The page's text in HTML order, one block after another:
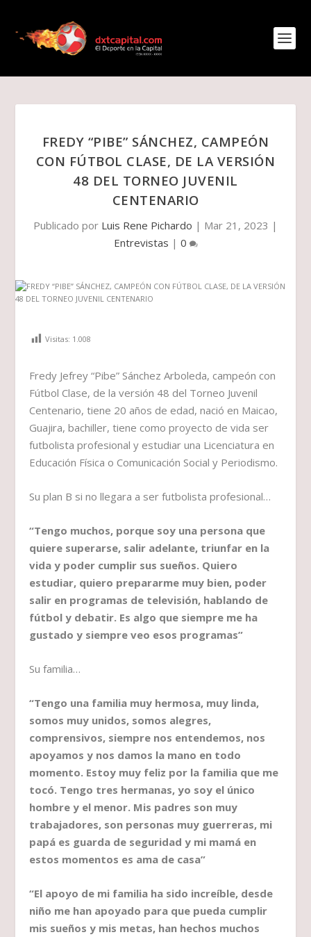
FREDY “PIBE” SÁNCHEZ, CAMPEÓN
CON FÚTBOL CLASE, DE LA VERSIÓN
48 DEL TORNEO JUVENIL
CENTENARIO
Publicado por Luis Rene Pichardo | Mar 21, 2023 |
Entrevistas | 0
Visitas: 1.008
Fredy Jefrey “Pibe” Sánchez Arboleda, campeón con
Fútbol Clase, de la versión 48 del Torneo Juvenil
Centenario, tiene 20 años de edad, nació en Maicao,
Guajira, bachiller, tiene como proyecto de vida ser
futbolista profesional y estudiar una Licenciatura en
Educación Física o Comunicación Social y Periodismo.
Su plan B si no llegara a ser futbolista profesional…
“Tengo muchos, porque soy una persona que
quiere superarse, salir adelante, triunfar en la
vida y poder cumplir sus sueños. Quiero
estudiar, quiero prepararme muy bien, poder
salir en programas de televisión, hablando de
fútbol y debatir. Es algo que siempre me ha
gustado y siempre veo esos programas”
Su familia…
“Tengo una familia muy hermosa, muy linda,
somos muy unidos, somos alegres,
comprensivos, siempre nos entendemos, nos
apoyamos y nos damos la mano en todo
momento. Estoy muy feliz por la familia que me
tocó. Tengo tres hermanas, yo soy el único
hombre y el menor. Mis padres son muy
trabajadores, son personas muy guerreras, mi
papá es guarda de seguridad y mi mamá en
estos momentos es ama de casa”
“El apoyo de mi familia ha sido increíble, desde
niño me han apoyado para que pueda cumplir
mis sueños y mis metas, han hechos muchos